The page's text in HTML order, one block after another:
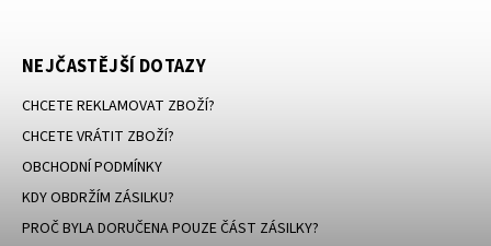
NEJČASTĚJŠÍ DOTAZY
CHCETE REKLAMOVAT ZBOŽÍ?
CHCETE VRÁTIT ZBOŽÍ?
OBCHODNÍ PODMÍNKY
KDY OBDRŽÍM ZÁSILKU?
PROČ BYLA DORUČENA POUZE ČÁST ZÁSILKY?